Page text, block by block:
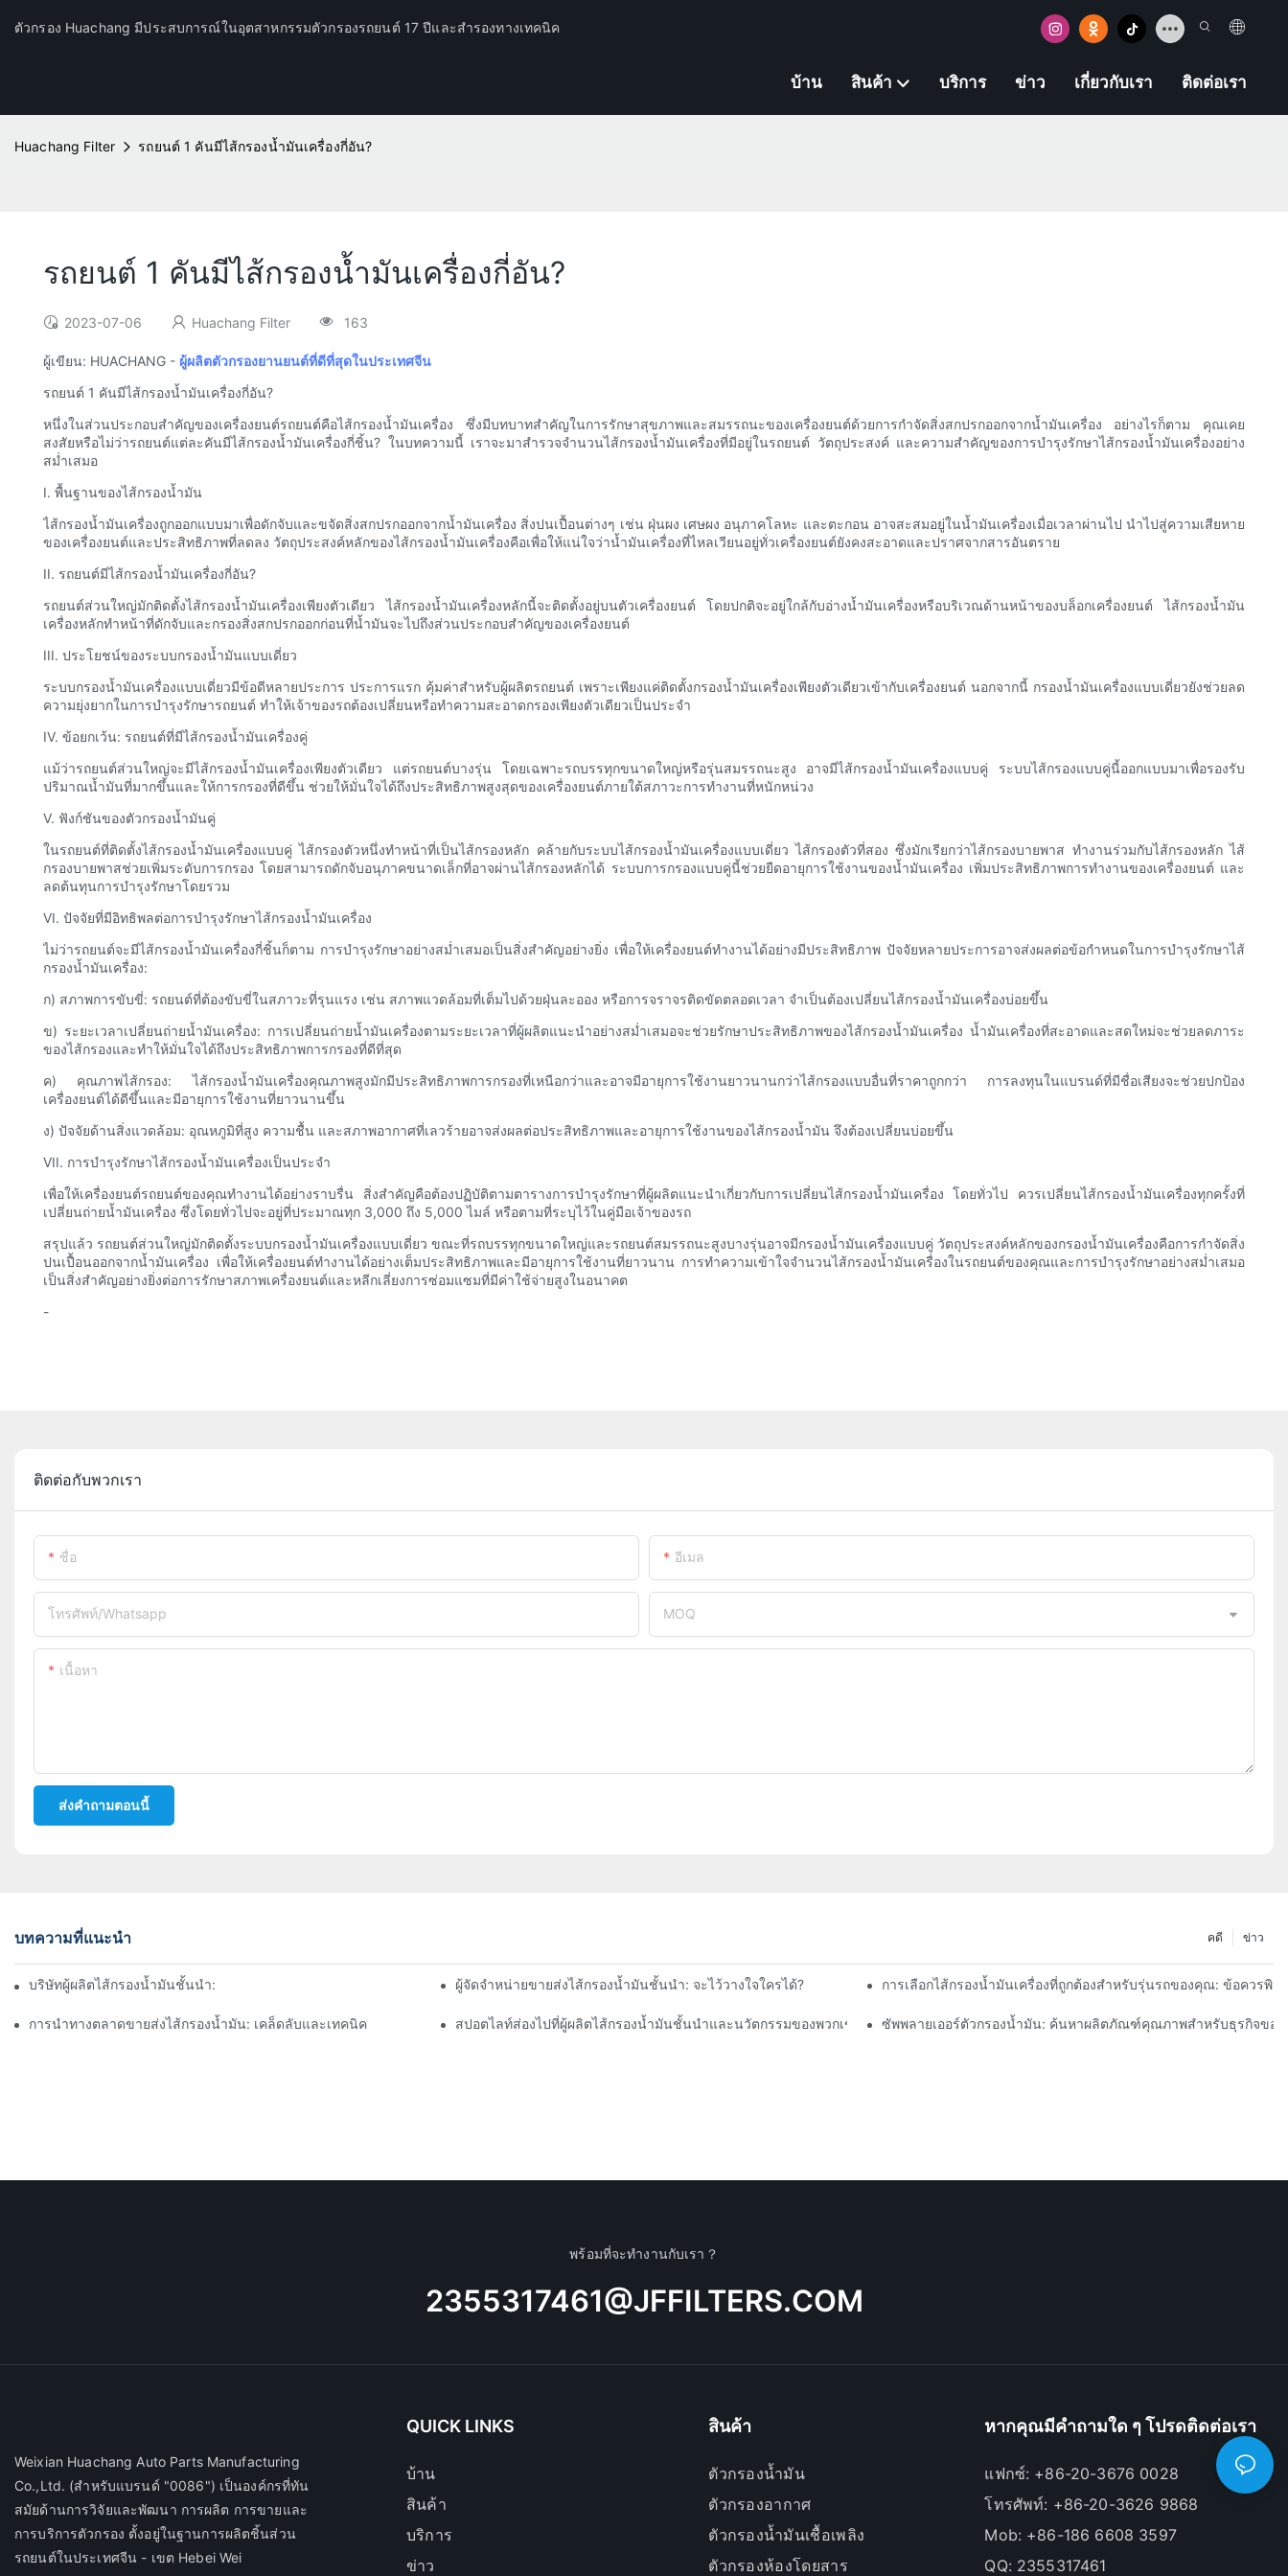
ตัวกรอง Huachang มีประสบการณ์ในอุตสาหกรรมตัวกรองรถยนต์ 17 ปีและสำรองทางเทคนิค
บ้าน สินค้า บริการ ข่าว เกี่ยวกับเรา ติดต่อเรา
Huachang Filter รถยนต์ 1 คันมีไส้กรองน้ำมันเครื่องกี่อัน?
รถยนต์ 1 คันมีไส้กรองน้ำมันเครื่องกี่อัน?
2023-07-06 Huachang Filter 163
ผู้เขียน: HUACHANG - ผู้ผลิตตัวกรองยานยนต์ที่ดีที่สุดในประเทศจีน
รถยนต์ 1 คันมีไส้กรองน้ำมันเครื่องกี่อัน?
หนึ่งในส่วนประกอบสำคัญของเครื่องยนต์รถยนต์คือไส้กรองน้ำมันเครื่อง ซึ่งมีบทบาทสำคัญในการรักษาสุขภาพและสมรรถนะของเครื่องยนต์ด้วยการกำจัดสิ่งสกปรกออกจากน้ำมันเครื่อง อย่างไรก็ตาม คุณเคย
สงสัยหรือไม่ว่ารถยนต์แต่ละคันมีไส้กรองน้ำมันเครื่องกี่ชิ้น? ในบทความนี้ เราจะมาสำรวจจำนวนไส้กรองน้ำมันเครื่องที่มีอยู่ในรถยนต์ วัตถุประสงค์ และความสำคัญของการบำรุงรักษาไส้กรองน้ำมันเครื่องอย่าง
สม่ำเสมอ
I. พื้นฐานของไส้กรองน้ำมัน
ไส้กรองน้ำมันเครื่องถูกออกแบบมาเพื่อดักจับและขจัดสิ่งสกปรกออกจากน้ำมันเครื่อง สิ่งปนเปื้อนต่างๆ เช่น ฝุ่นผง เศษผง อนุภาคโลหะ และตะกอน อาจสะสมอยู่ในน้ำมันเครื่องเมื่อเวลาผ่านไป นำไปสู่ความเสียหาย
ของเครื่องยนต์และประสิทธิภาพที่ลดลง วัตถุประสงค์หลักของไส้กรองน้ำมันเครื่องคือเพื่อให้แน่ใจว่าน้ำมันเครื่องที่ไหลเวียนอยู่ทั่วเครื่องยนต์ยังคงสะอาดและปราศจากสารอันตราย
II. รถยนต์มีไส้กรองน้ำมันเครื่องกี่อัน?
รถยนต์ส่วนใหญ่มักติดตั้งไส้กรองน้ำมันเครื่องเพียงตัวเดียว ไส้กรองน้ำมันเครื่องหลักนี้จะติดตั้งอยู่บนตัวเครื่องยนต์ โดยปกติจะอยู่ใกล้กับอ่างน้ำมันเครื่องหรือบริเวณด้านหน้าของบล็อกเครื่องยนต์ ไส้กรองน้ำมัน
เครื่องหลักทำหน้าที่ดักจับและกรองสิ่งสกปรกออกก่อนที่น้ำมันจะไปถึงส่วนประกอบสำคัญของเครื่องยนต์
III. ประโยชน์ของระบบกรองน้ำมันแบบเดี่ยว
ระบบกรองน้ำมันเครื่องแบบเดี่ยวมีข้อดีหลายประการ ประการแรก คุ้มค่าสำหรับผู้ผลิตรถยนต์ เพราะเพียงแค่ติดตั้งกรองน้ำมันเครื่องเพียงตัวเดียวเข้ากับเครื่องยนต์ นอกจากนี้ กรองน้ำมันเครื่องแบบเดี่ยวยังช่วยลด
ความยุ่งยากในการบำรุงรักษารถยนต์ ทำให้เจ้าของรถต้องเปลี่ยนหรือทำความสะอาดกรองเพียงตัวเดียวเป็นประจำ
IV. ข้อยกเว้น: รถยนต์ที่มีไส้กรองน้ำมันเครื่องคู่
แม้ว่ารถยนต์ส่วนใหญ่จะมีไส้กรองน้ำมันเครื่องเพียงตัวเดียว แต่รถยนต์บางรุ่น โดยเฉพาะรถบรรทุกขนาดใหญ่หรือรุ่นสมรรถนะสูง อาจมีไส้กรองน้ำมันเครื่องแบบคู่ ระบบไส้กรองแบบคู่นี้ออกแบบมาเพื่อรองรับ
ปริมาณน้ำมันที่มากขึ้นและให้การกรองที่ดีขึ้น ช่วยให้มั่นใจได้ถึงประสิทธิภาพสูงสุดของเครื่องยนต์ภายใต้สภาวะการทำงานที่หนักหน่วง
V. ฟังก์ชันของตัวกรองน้ำมันคู่
ในรถยนต์ที่ติดตั้งไส้กรองน้ำมันเครื่องแบบคู่ ไส้กรองตัวหนึ่งทำหน้าที่เป็นไส้กรองหลัก คล้ายกับระบบไส้กรองน้ำมันเครื่องแบบเดี่ยว ไส้กรองตัวที่สอง ซึ่งมักเรียกว่าไส้กรองบายพาส ทำงานร่วมกับไส้กรองหลัก ไส้
กรองบายพาสช่วยเพิ่มระดับการกรอง โดยสามารถดักจับอนุภาคขนาดเล็กที่อาจผ่านไส้กรองหลักได้ ระบบการกรองแบบคู่นี้ช่วยยืดอายุการใช้งานของน้ำมันเครื่อง เพิ่มประสิทธิภาพการทำงานของเครื่องยนต์ และ
ลดต้นทุนการบำรุงรักษาโดยรวม
VI. ปัจจัยที่มีอิทธิพลต่อการบำรุงรักษาไส้กรองน้ำมันเครื่อง
ไม่ว่ารถยนต์จะมีไส้กรองน้ำมันเครื่องกี่ชิ้นก็ตาม การบำรุงรักษาอย่างสม่ำเสมอเป็นสิ่งสำคัญอย่างยิ่ง เพื่อให้เครื่องยนต์ทำงานได้อย่างมีประสิทธิภาพ ปัจจัยหลายประการอาจส่งผลต่อข้อกำหนดในการบำรุงรักษาไส้
กรองน้ำมันเครื่อง:
ก) สภาพการขับขี่: รถยนต์ที่ต้องขับขี่ในสภาวะที่รุนแรง เช่น สภาพแวดล้อมที่เต็มไปด้วยฝุ่นละออง หรือการจราจรติดขัดตลอดเวลา จำเป็นต้องเปลี่ยนไส้กรองน้ำมันเครื่องบ่อยขึ้น
ข) ระยะเวลาเปลี่ยนถ่ายน้ำมันเครื่อง: การเปลี่ยนถ่ายน้ำมันเครื่องตามระยะเวลาที่ผู้ผลิตแนะนำอย่างสม่ำเสมอจะช่วยรักษาประสิทธิภาพของไส้กรองน้ำมันเครื่อง น้ำมันเครื่องที่สะอาดและสดใหม่จะช่วยลดภาระ
ของไส้กรองและทำให้มั่นใจได้ถึงประสิทธิภาพการกรองที่ดีที่สุด
ค) คุณภาพไส้กรอง: ไส้กรองน้ำมันเครื่องคุณภาพสูงมักมีประสิทธิภาพการกรองที่เหนือกว่าและอาจมีอายุการใช้งานยาวนานกว่าไส้กรองแบบอื่นที่ราคาถูกกว่า การลงทุนในแบรนด์ที่มีชื่อเสียงจะช่วยปกป้อง
เครื่องยนต์ได้ดีขึ้นและมีอายุการใช้งานที่ยาวนานขึ้น
ง) ปัจจัยด้านสิ่งแวดล้อม: อุณหภูมิที่สูง ความชื้น และสภาพอากาศที่เลวร้ายอาจส่งผลต่อประสิทธิภาพและอายุการใช้งานของไส้กรองน้ำมัน จึงต้องเปลี่ยนบ่อยขึ้น
VII. การบำรุงรักษาไส้กรองน้ำมันเครื่องเป็นประจำ
เพื่อให้เครื่องยนต์รถยนต์ของคุณทำงานได้อย่างราบรื่น สิ่งสำคัญคือต้องปฏิบัติตามตารางการบำรุงรักษาที่ผู้ผลิตแนะนำเกี่ยวกับการเปลี่ยนไส้กรองน้ำมันเครื่อง โดยทั่วไป ควรเปลี่ยนไส้กรองน้ำมันเครื่องทุกครั้งที่
เปลี่ยนถ่ายน้ำมันเครื่อง ซึ่งโดยทั่วไปจะอยู่ที่ประมาณทุก 3,000 ถึง 5,000 ไมล์ หรือตามที่ระบุไว้ในคู่มือเจ้าของรถ
สรุปแล้ว รถยนต์ส่วนใหญ่มักติดตั้งระบบกรองน้ำมันเครื่องแบบเดี่ยว ขณะที่รถบรรทุกขนาดใหญ่และรถยนต์สมรรถนะสูงบางรุ่นอาจมีกรองน้ำมันเครื่องแบบคู่ วัตถุประสงค์หลักของกรองน้ำมันเครื่องคือการกำจัดสิ่ง
ปนเปื้อนออกจากน้ำมันเครื่อง เพื่อให้เครื่องยนต์ทำงานได้อย่างเต็มประสิทธิภาพและมีอายุการใช้งานที่ยาวนาน การทำความเข้าใจจำนวนไส้กรองน้ำมันเครื่องในรถยนต์ของคุณและการบำรุงรักษาอย่างสม่ำเสมอ
เป็นสิ่งสำคัญอย่างยิ่งต่อการรักษาสภาพเครื่องยนต์และหลีกเลี่ยงการซ่อมแซมที่มีค่าใช้จ่ายสูงในอนาคต
-
ติดต่อกับพวกเรา
ชื่อ อีเมล
โทรศัพท์/whatsapp MOQ
เนื้อหา
ส่งคำถามตอนนี้
บทความที่แนะนำ ข่าว
คดี
บริษัทผู้ผลิตไส้กรองน้ำมันชั้นนำ: ภาพรวมที่ครอบคลุม ผู้จัดจำหน่ายขายส่งไส้กรองน้ำมันชั้นนำ: จะไว้วางใจใครได้? การเลือกไส้กรองน้ำมันเครื่องที่ถูกต้องสำหรับรุ่นรถของคุณ: ข้อควรพิ
การนำทางตลาดขายส่งไส้กรองน้ำมัน: เคล็ดลับและเทคนิค สปอตไลท์ส่องไปที่ผู้ผลิตไส้กรองน้ำมันชั้นนำและนวัตกรรมของพวกเขา ซัพพลายเออร์ตัวกรองน้ำมัน: ค้นหาผลิตภัณฑ์คุณภาพสำหรับธุรกิจขอ
พร้อมที่จะทำงานกับเรา？
2355317461@JFFILTERS.COM
Weixian Huachang Auto Parts Manufacturing
Co.,Ltd. (สำหรับแบรนด์ "0086") เป็นองค์กรที่ทัน
สมัยด้านการวิจัยและพัฒนา การผลิต การขายและ
การบริการตัวกรอง ตั้งอยู่ในฐานการผลิตชิ้นส่วน
รถยนต์ในประเทศจีน - เขต Hebei Wei
QUICK LINKS
บ้าน
สินค้า
บริการ
ข่าว
สินค้า
ตัวกรองน้ำมัน
ตัวกรองอากาศ
ตัวกรองน้ำมันเชื้อเพลิง
ตัวกรองห้องโดยสาร
หากคุณมีคำถามใด ๆ โปรดติดต่อเรา
แฟกซ์: +86-20-3676 0028
โทรศัพท์: +86-20-3626 9868
Mob: +86-186 6608 3597
QQ: 2355317461